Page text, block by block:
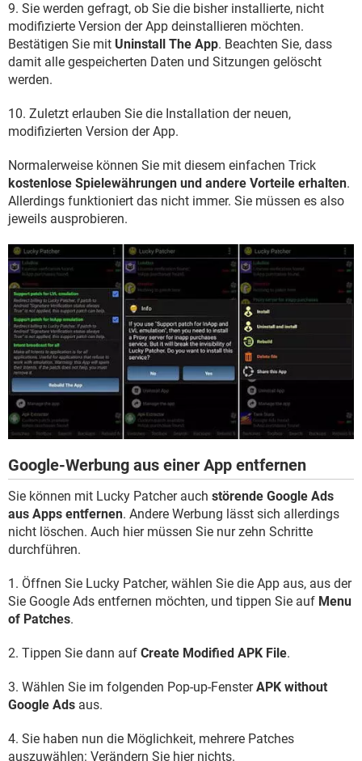
9. Sie werden gefragt, ob Sie die bisher installierte, nicht
modifizierte Version der App deinstallieren möchten.
Bestätigen Sie mit Uninstall The App. Beachten Sie, dass
damit alle gespeicherten Daten und Sitzungen gelöscht
werden.
10. Zuletzt erlauben Sie die Installation der neuen,
modifizierten Version der App.
Normalerweise können Sie mit diesem einfachen Trick
kostenlose Spielewährungen und andere Vorteile erhalten.
Allerdings funktioniert das nicht immer. Sie müssen es also
jeweils ausprobieren.
Google-Werbung aus einer App entfernen
Sie können mit Lucky Patcher auch störende Google Ads
aus Apps entfernen. Andere Werbung lässt sich allerdings
nicht löschen. Auch hier müssen Sie nur zehn Schritte
durchführen.
1. Öffnen Sie Lucky Patcher, wählen Sie die App aus, aus der
Sie Google Ads entfernen möchten, und tippen Sie auf Menu
of Patches.
2. Tippen Sie dann auf Create Modified APK File.
3. Wählen Sie im folgenden Pop-up-FensterAPK without
Google Ads aus.
4. Sie haben nun die Möglichkeit, mehrere Patches
auszuwählen: Verändern Sie hier nichts.